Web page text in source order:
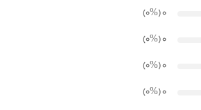
0(۰%
)
0(۰%
)
0(۰%
)
0(۰%
)